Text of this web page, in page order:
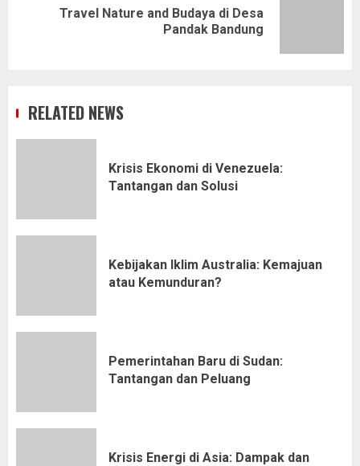
Travel Nature and Budaya di Desa
Pandak Bandung
RELATED NEWS
Krisis Ekonomi di Venezuela:
Tantangan dan Solusi
Kebijakan Iklim Australia: Kemajuan
atau Kemunduran?
Pemerintahan Baru di Sudan:
Tantangan dan Peluang
Krisis Energi di Asia: Dampak dan